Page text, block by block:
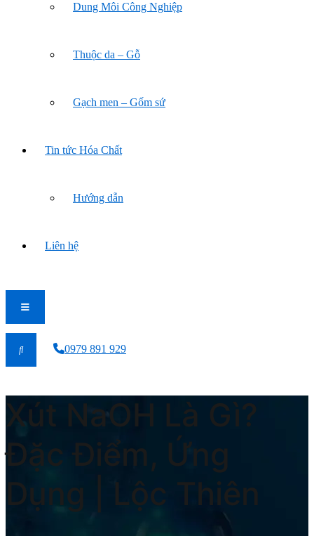
Dung Môi Công Nghiệp
Thuộc da – Gỗ
Gạch men – Gốm sứ
Tin tức Hóa Chất
Hướng dẫn
Liên hệ
0979 891 929
Xút NaOH Là Gì?
Đặc Điểm, Ứng
Dụng | Lộc Thiên